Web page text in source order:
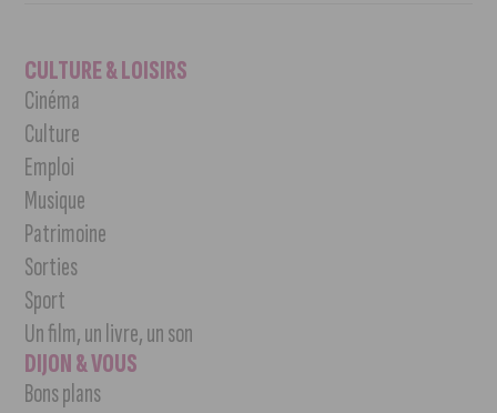
CULTURE & LOISIRS
Cinéma
Culture
Emploi
Musique
Patrimoine
Sorties
Sport
Un film, un livre, un son
DIJON & VOUS
Bons plans